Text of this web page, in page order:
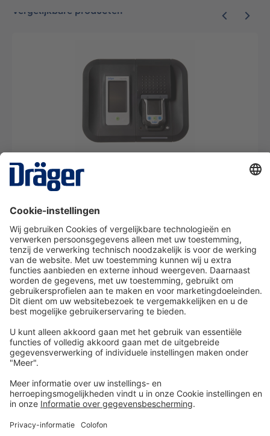
Vergelijkbare producten
X-dock Set 5300 voor de X-am 8000 serie
SRM11940
Van € 24,12* per dag
Details
Technologie voor het leven
Service-Hotline
Shop Service